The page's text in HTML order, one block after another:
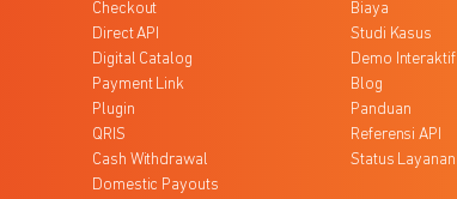
Checkout
Direct API
Digital Catalog
Payment Link
Plugin
QRIS
Cash Withdrawal
Domestic Payouts
Biaya
Studi Kasus
Demo Interaktif
Blog
Panduan
Referensi API
Status Layanan